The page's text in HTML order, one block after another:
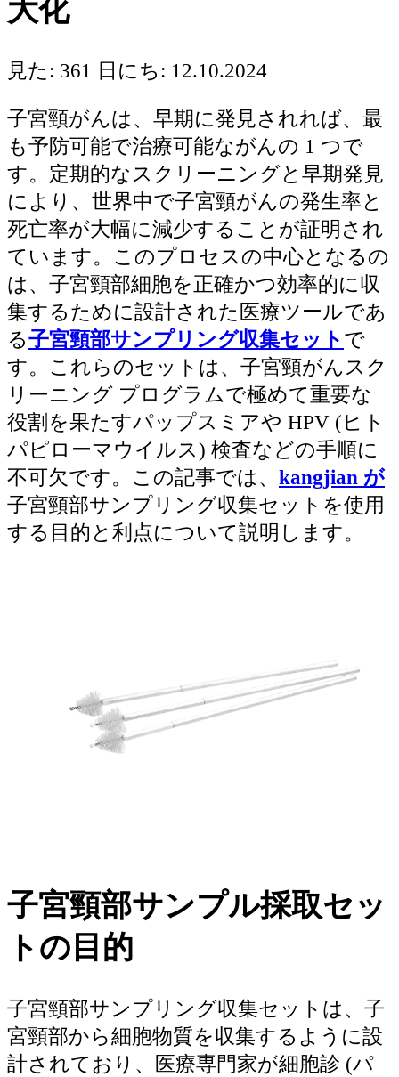
大化
見た: 361 日にち: 12.10.2024
子宮頸がんは、早期に発見されれば、最
も予防可能で治療可能ながんの 1 つで
す。定期的なスクリーニングと早期発見
により、世界中で子宮頸がんの発生率と
死亡率が大幅に減少することが証明され
ています。このプロセスの中心となるの
は、子宮頸部細胞を正確かつ効率的に収
集するために設計された医療ツールであ
る子宮頸部サンプリング収集セット で
す。これらのセットは、子宮頸がんスク
リーニング プログラムで極めて重要な
役割を果たすパップスミアや HPV (ヒト
パピローマウイルス) 検査などの手順に
不可欠です。この記事では、 kangjian が
子宮頸部サンプリング収集セットを使用
する目的と利点について説明します。
子宮頸部サンプル採取セッ
トの目的
子宮頸部サンプリング収集セットは、子
宮頸部から細胞物質を収集するように設
計されており、医療専門家が細胞診 (パ